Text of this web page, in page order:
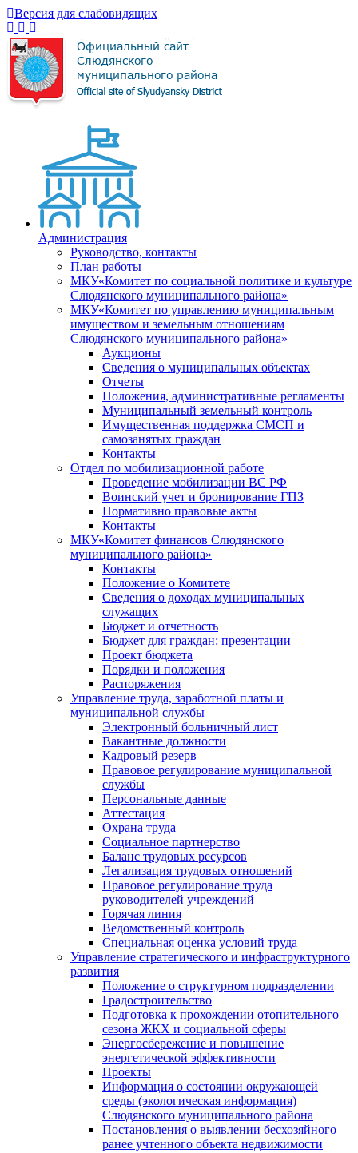
Версия для слабовидящих
Администрация
Руководство, контакты
План работы
МКУ«Комитет по социальной политике и культуре
Слюдянского муниципального района»
МКУ«Комитет по управлению муниципальным
имуществом и земельным отношениям
Слюдянского муниципального района»
Аукционы
Сведения о муниципальных объектах
Отчеты
Положения, административные регламенты
Муниципальный земельный контроль
Имущественная поддержка СМСП и
самозанятых граждан
Контакты
Отдел по мобилизационной работе
Проведение мобилизации ВС РФ
Воинский учет и бронирование ГПЗ
Нормативно правовые акты
Контакты
МКУ«Комитет финансов Слюдянского
муниципального района»
Контакты
Положение о Комитете
Сведения о доходах муниципальных
служащих
Бюджет и отчетность
Бюджет для граждан: презентации
Проект бюджета
Порядки и положения
Распоряжения
Управление труда, заработной платы и
муниципальной службы
Электронный больничный лист
Вакантные должности
Кадровый резерв
Правовое регулирование муниципальной
службы
Персональные данные
Аттестация
Охрана труда
Социальное партнерство
Баланс трудовых ресурсов
Легализация трудовых отношений
Правовое регулирование труда
руководителей учреждений
Горячая линия
Ведомственный контроль
Специальная оценка условий труда
Управление стратегического и инфраструктурного
развития
Положение о структурном подразделении
Градостроительство
Подготовка к прохождении отопительного
сезона ЖКХ и социальной сферы
Энергосбережение и повышение
энергетической эффективности
Проекты
Информация о состоянии окружающей
среды (экологическая информация)
Слюдянского муниципального района
Постановления о выявлении бесхозяйного
ранее учтенного объекта недвижимости